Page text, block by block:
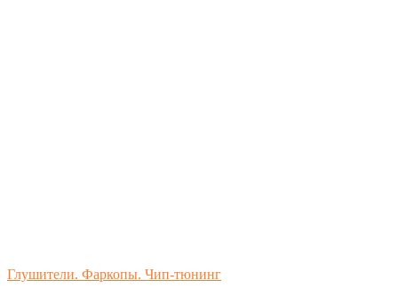
Глушители. Фаркопы. Чип-тюнинг